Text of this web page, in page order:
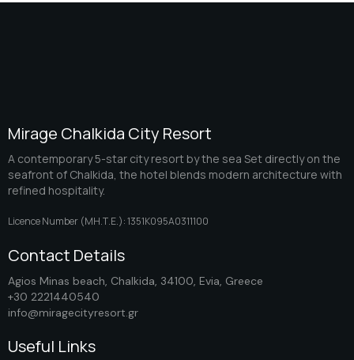
Mirage Chalkida City Resort
A contemporary 5-star city resort by the sea Set directly on the
seafront of Chalkida, the hotel blends modern architecture with
refined hospitality.
Licence Number (ΜΗ.Τ.Ε.): 1351K095A0311100
Contact Details
Agios Minas beach, Chalkida, 34100, Evia, Greece
+30 2221440540
info@miragecityresort.gr
Useful Links